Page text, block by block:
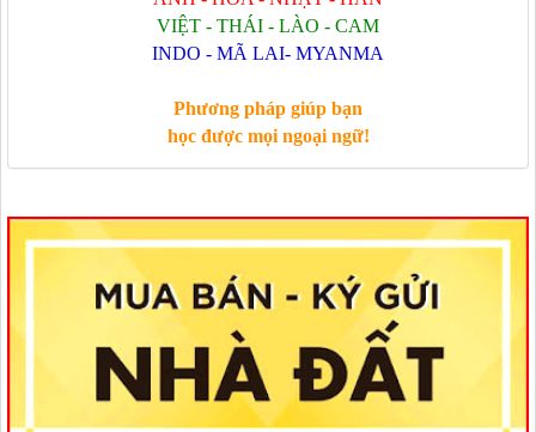
VIỆT - THÁI - LÀO - CAM
INDO - MÃ LAI- MYANMA
Phương pháp giúp bạn
học được mọi ngoại ngữ!